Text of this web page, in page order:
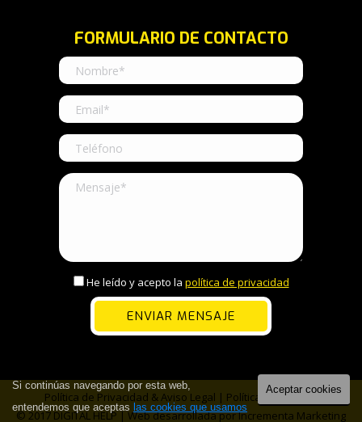
FORMULARIO DE CONTACTO
He leído y acepto la política de privacidad
Política de Privacidad & Aviso Legal | Política de Cookies
© 2017 DIGITAL HELP | Web desarrollada porIncrementa Marketing
Aceptar cookies
Si continúas navegando por esta web,
entendemos que aceptas las cookies que usamos